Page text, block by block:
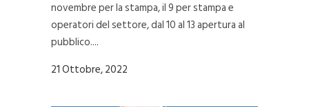
novembre per la stampa, il 9 per stampa e
operatori del settore, dal 10 al 13 apertura al
pubblico....
21 Ottobre, 2022